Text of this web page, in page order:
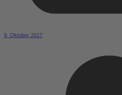
9. Oktober 2017